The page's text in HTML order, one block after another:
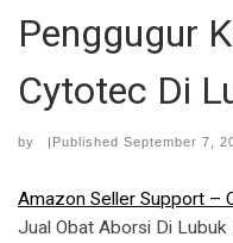
Penggugur
Cytotec Di
by |Published September 7,
Amazon Seller Support –
Jual Obat Aborsi Di